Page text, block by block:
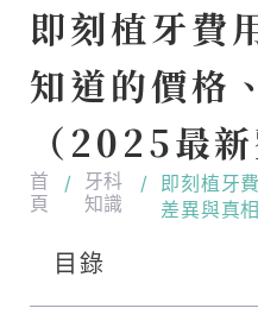
即刻植牙費
知道的價格
（2025最新
首
頁
/
牙科
知識
/ 即刻植牙
差異與真
目錄